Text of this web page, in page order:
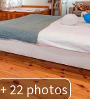
+ 22 photos